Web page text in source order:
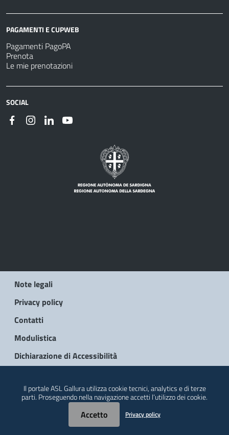
PAGAMENTI E CUPWEB
Pagamenti PagoPA
Prenota
Le mie prenotazioni
SOCIAL
Note legali
Privacy policy
Contatti
Modulistica
Dichiarazione di Accessibilità
Il portale ASL Gallura utilizza cookie tecnici, analytics e di terze
parti. Proseguendo nella navigazione accetti l’utilizzo dei cookie.
Accetto Privacy policy